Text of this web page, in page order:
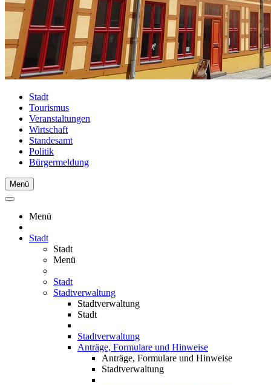
Stadt
Tourismus
Veranstaltungen
Wirtschaft
Standesamt
Politik
Bürgermeldung
Menü
Menü
Stadt
Stadt
Menü
Stadt
Stadtverwaltung
Stadtverwaltung
Stadt
Stadtverwaltung
Anträge, Formulare und Hinweise
Anträge, Formulare und Hinweise
Stadtverwaltung